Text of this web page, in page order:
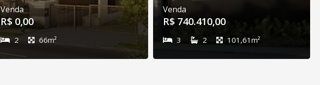
Venda
R$ 0,00
2 66m²
Venda
R$ 740.410,00
3 2 101,61m²